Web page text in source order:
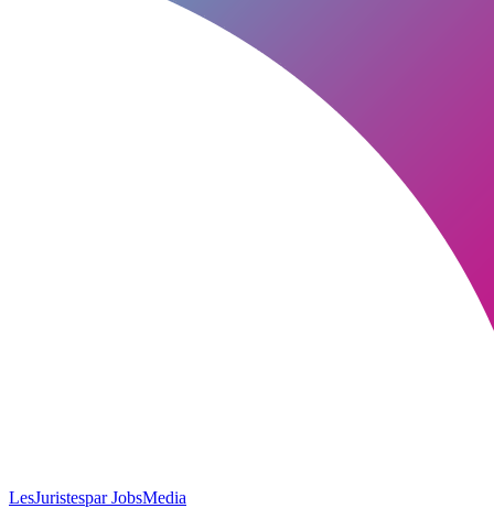
LesJuristespar JobsMedia